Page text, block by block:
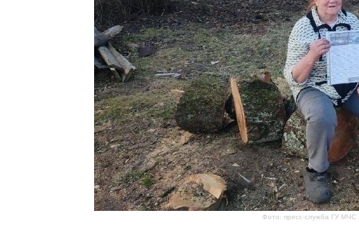
Фото: пресс-служба ГУ МЧС